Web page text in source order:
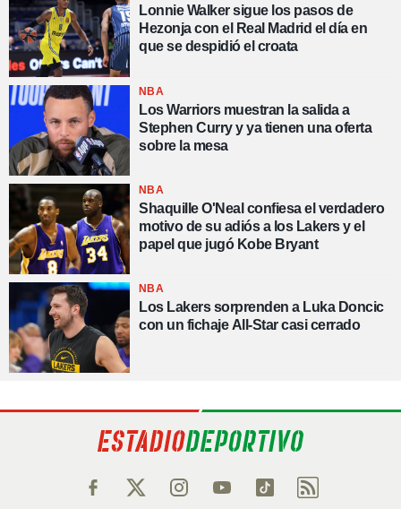
Lonnie Walker sigue los pasos de
Hezonja con el Real Madrid el día en
que se despidió el croata
NBA
Los Warriors muestran la salida a
Stephen Curry y ya tienen una oferta
sobre la mesa
NBA
Shaquille O'Neal confiesa el verdadero
motivo de su adiós a los Lakers y el
papel que jugó Kobe Bryant
NBA
Los Lakers sorprenden a Luka Doncic
con un fichaje All-Star casi cerrado